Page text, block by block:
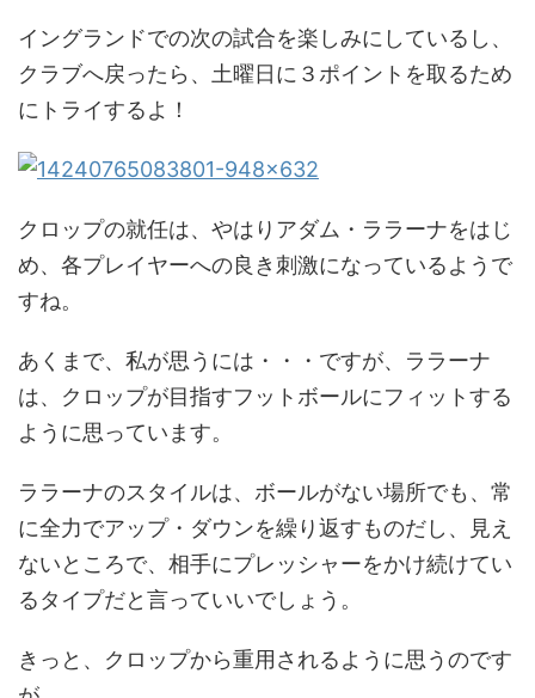
イングランドでの次の試合を楽しみにしているし、
クラブへ戻ったら、土曜日に３ポイントを取るため
にトライするよ！
クロップの就任は、やはりアダム・ララーナをはじ
め、各プレイヤーへの良き刺激になっているようで
すね。
あくまで、私が思うには・・・ですが、ララーナ
は、クロップが目指すフットボールにフィットする
ように思っています。
ララーナのスタイルは、ボールがない場所でも、常
に全力でアップ・ダウンを繰り返すものだし、見え
ないところで、相手にプレッシャーをかけ続けてい
るタイプだと言っていいでしょう。
きっと、クロップから重用されるように思うのです